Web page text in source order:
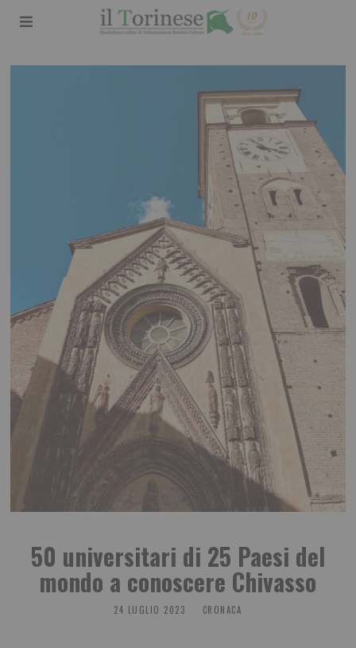
50 universitari di 25 Paesi del
mondo a conoscere Chivasso
24 LUGLIO 2023 CRONACA